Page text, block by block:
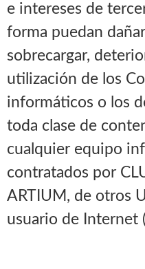
e intereses de
forma puedan
sobrecargar,
utilización de los
informáticos o los
toda clase de
cualquier equipo
contratados por
ARTIUM, de otros
usuario de Internet